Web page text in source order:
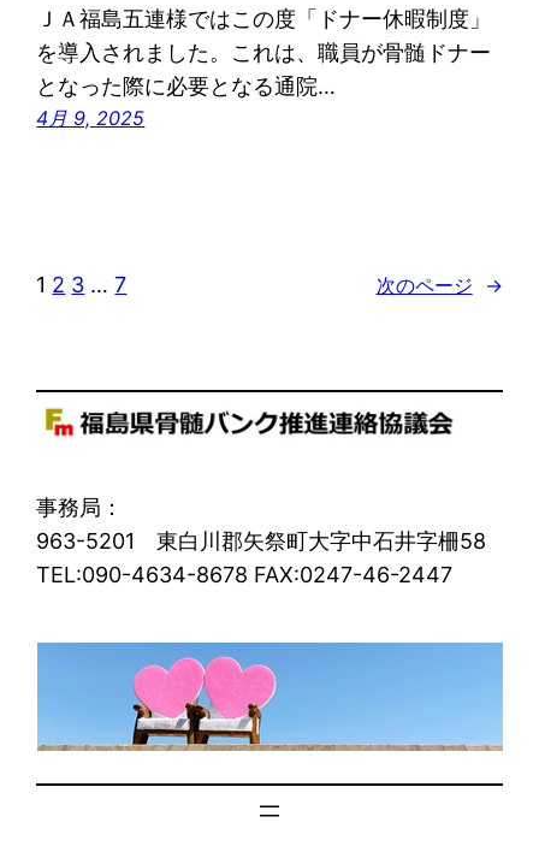
ＪＡ福島五連様ではこの度「ドナー休暇制度」
を導入されました。これは、職員が骨髄ドナー
となった際に必要となる通院…
4月 9, 2025
1 2 3 … 7 次のページ →
事務局：
963-5201 東白川郡矢祭町大字中石井字柵58
TEL:090-4634-8678 FAX:0247-46-2447